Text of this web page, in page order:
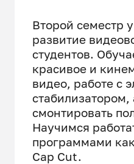
Второй семестр
развитие
студентов.
красивое и
видео, работе с
стабилизатором,
смонтировать
Научимся
программами
Cap Cut.